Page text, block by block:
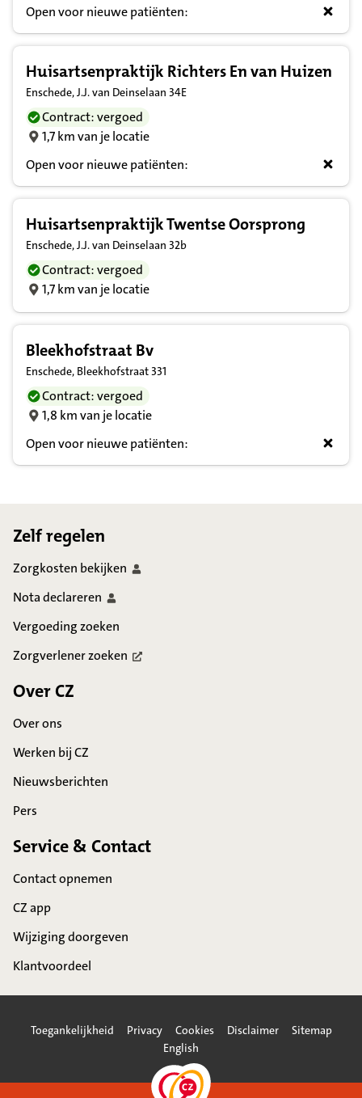
Open voor nieuwe patiënten:
Huisartsenpraktijk Richters En van Huizen
Enschede, J.J. van Deinselaan 34E
Contract: vergoed
1,7 km van je locatie
Open voor nieuwe patiënten:
Huisartsenpraktijk Twentse Oorsprong
Enschede, J.J. van Deinselaan 32b
Contract: vergoed
1,7 km van je locatie
Bleekhofstraat Bv
Enschede, Bleekhofstraat 331
Contract: vergoed
1,8 km van je locatie
Open voor nieuwe patiënten:
Zelf regelen
Zorgkosten bekijken
Notadeclareren
Vergoeding zoeken
Zorgverlenerzoeken
Over CZ
Over ons
Werken bij CZ
Nieuwsberichten
Pers
Service & Contact
Contact opnemen
CZ app
Wijziging doorgeven
Klantvoordeel
Toegankelijkheid Privacy Cookies Disclaimer
Sitemap
English